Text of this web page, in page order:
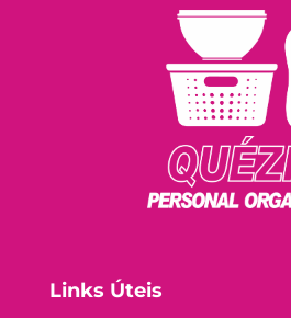
Links Úteis